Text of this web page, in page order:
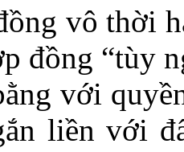
vô thời
đồng “tùy
với
liền với